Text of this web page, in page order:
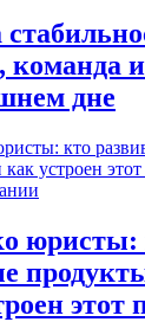
команда
дне
юристы:
этот